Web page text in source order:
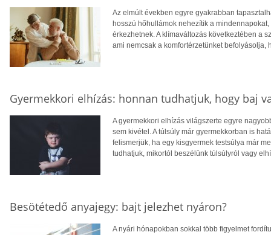
Az elmúlt években egyre gyakrabban
hosszú hőhullámok nehezítik a
érkezhetnek. A klímaváltozás következtében a
ami nemcsak a komfortérzetünket
Gyermekkori elhízás: honnan tudhatjuk, hogy baj
A gyermekkori elhízás világszerte egyre
sem kivétel. A túlsúly már gyermekkorban is
felismerjük, ha egy kisgyermek testsúlya már
tudhatjuk, mikortól beszélünk túlsúlyról vagy
Besötétedő anyajegy: bajt jelezhet nyáron?
A nyári hónapokban sokkal több figyelmet